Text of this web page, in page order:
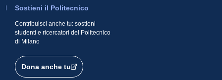
Sostieni il Politecnico
Contribuisci anche tu: sostieni
studenti e ricercatori del Politecnico
di Milano
Dona anche tu